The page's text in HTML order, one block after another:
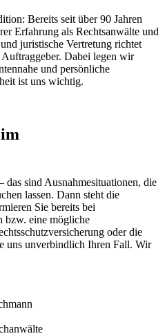
Bereits seit über 90 Jahren
Erfahrung als Rechtsanwälte und
juristische Vertretung richtet
Dabei legen wir
und persönliche
ist uns wichtig.
sind Ausnahmesituationen, die
lassen. Dann steht die
Sie bereits bei
bzw. eine mögliche
oder die
uns unverbindlich Ihren Fall. Wir